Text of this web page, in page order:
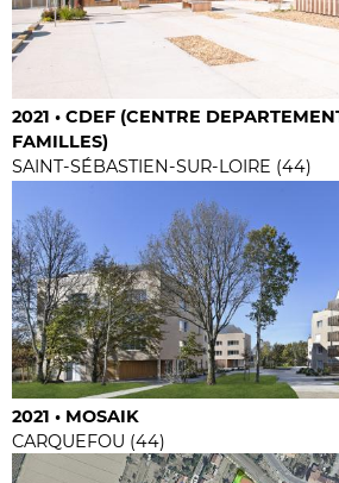
2021 • CDEF (CENTRE
FAMILLES)
SAINT-SÉBASTIEN-SUR-LOIRE (44)
2021 • MOSAIK
CARQUEFOU (44)